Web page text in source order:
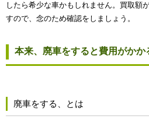
したら希少な車かもしれません。買取額
すので、念のため確認をしましょう。
本来、廃車をすると費用がかか
廃車をする、とは